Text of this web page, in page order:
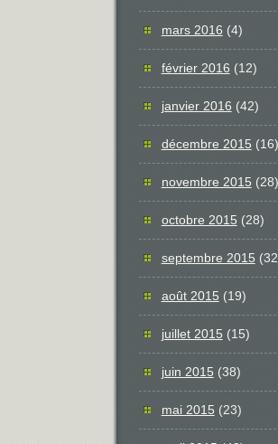
mars 2016 (4)
février 2016 (12)
janvier 2016 (42)
décembre 2015(16)
novembre 2015(28)
octobre 2015(28)
septembre 2015
août 2015(19)
juillet 2015(15)
juin 2015(38)
mai 2015 (23)